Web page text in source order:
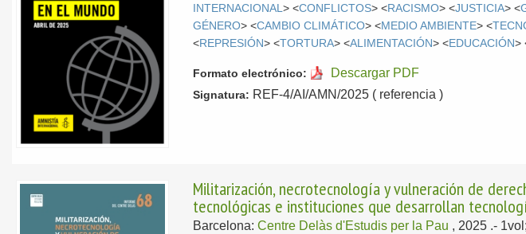
INTERNACIONAL> <CONFLICTOS> <RACISMO> <JUSTICIA> <
GÉNERO> <CAMBIO CLIMÁTICO> <MEDIO AMBIENTE> <
<REPRESIÓN> <TORTURA> <ALIMENTACIÓN> <EDUCACIÓN>
Formato electrónico: Descargar PDF
Signatura: REF-4/AI/AMN/2025 ( referencia )
Militarización, necrotecnología y vulneración de
tecnológicas e instituciones que desarrollan
Barcelona:Centre Delàs d'Estudis per la Pau , 2025 .-